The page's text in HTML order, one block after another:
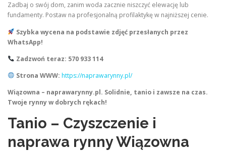
Zadbaj o swój dom, zanim woda zacznie niszczyć elewację lub
fundamenty. Postaw na profesjonalną profilaktykę w najniższej cenie.
Szybka wycena na podstawie zdjęć przesłanych przez
WhatsApp!
Zadzwoń teraz: 570 933 114
Strona WWW: https://naprawarynny.pl/
Wiązowna – naprawarynny.pl. Solidnie, tanio i zawsze na czas.
Twoje rynny w dobrych rękach!
Tanio – Czyszczenie i
naprawa rynny Wiązowna